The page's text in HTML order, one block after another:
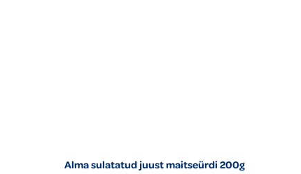
Alma sulatatud juust maitseürdi 200g